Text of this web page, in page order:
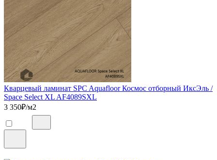
Кварцевый ламинат SPC Aquafloor Космос отборный ИксЭль /
Space Select XL AF4089SXL
3 350₽/м2